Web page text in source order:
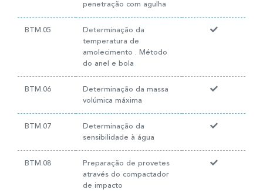
penetração com agulha
BTM.05
Determinação da
temperatura de
amolecimento . Método
do anel e bola
BTM.06
Determinação da massa
volúmica máxima
BTM.07
Determinação da
sensibilidade à água
BTM.08
Preparação de provetes
através do compactador
de impacto